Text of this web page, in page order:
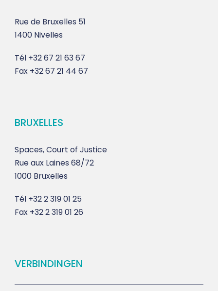
Rue de Bruxelles 51
1400 Nivelles
Tél +32 67 21 63 67
Fax +32 67 21 44 67
BRUXELLES
Spaces, Court of Justice
Rue aux Laines 68/72
1000 Bruxelles
Tél +32 2 319 01 25
Fax +32 2 319 01 26
VERBINDINGEN